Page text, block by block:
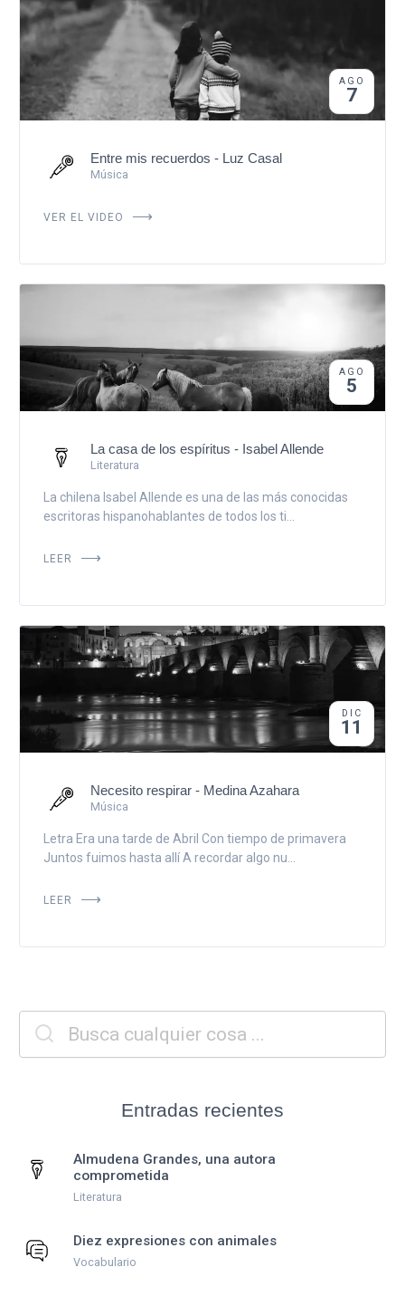
AGO
7
Entre mis recuerdos - Luz Casal
Música
VER EL VIDEO
AGO
5
La casa de los espíritus - Isabel Allende
Literatura
La chilena Isabel Allende es una de las más conocidas
escritoras hispanohablantes de todos los ti...
LEER
DIC
11
Necesito respirar - Medina Azahara
Música
Letra Era una tarde de Abril Con tiempo de primavera
Juntos fuimos hasta allí A recordar algo nu...
LEER
Entradas recientes
Almudena Grandes, una autora
comprometida
Literatura
Diez expresiones con animales
Vocabulario